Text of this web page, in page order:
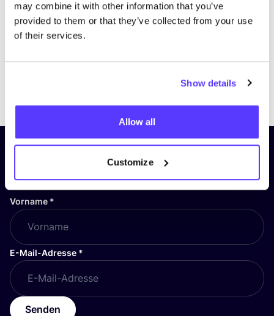
may combine it with other information that you’ve
provided to them or that they’ve collected from your use
of their services.
Show details
Allow all
Customize
PreviousNext
Abonniere unseren Newsletter
und bleibe auf dem Laufenden!
Vorname *
E-Mail-Adresse *
Senden